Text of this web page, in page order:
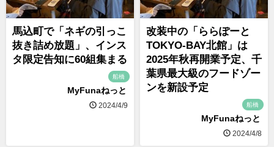
馬込町で「ネギの引っこ
抜き詰め放題」、インス
タ限定告知に60組集まる
船橋
MyFunaねっと
2024/4/9
改装中の「ららぽーと
TOKYO-BAY北館」は
2025年秋再開業予定、千
葉県最大級のフードゾー
ンを新設予定
船橋
MyFunaねっと
2024/4/8